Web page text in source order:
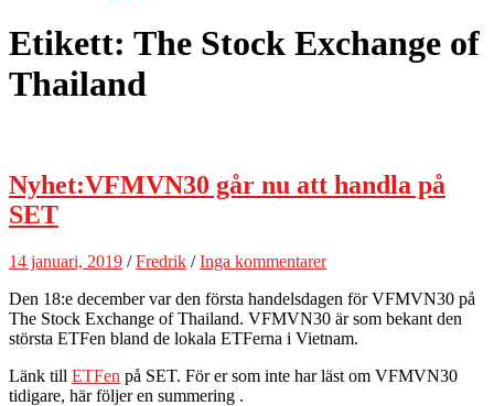
Etikett: The Stock Exchange of
Thailand
Nyhet:VFMVN30 går nu att handla på
SET
14 januari, 2019 /Fredrik /Inga kommentarer
Den 18:e december var den första handelsdagen för VFMVN30 på
The Stock Exchange of Thailand. VFMVN30 är som bekant den
största ETFen bland de lokala ETFerna i Vietnam.
Länk till ETFen på SET. För er som inte har läst om VFMVN30
tidigare, här följer en summering .